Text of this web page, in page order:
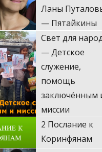
Ланы
— Пятайкины
Свет для
— Детское
служение,
помощь
заключённым
миссии
2 Послание к
Коринфянам